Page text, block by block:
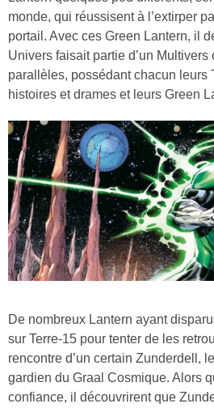
monde, qui réussisent à l’extirper
portail. Avec ces Green Lantern, il
Univers faisait partie d’un
parallèles, possédant chacun leurs
histoires et drames et leurs Green
De nombreux Lantern ayant
sur Terre-15 pour tenter de les
rencontre d’un certain Zunderdell,
gardien du Graal Cosmique. Alors
confiance, il découvrirent que